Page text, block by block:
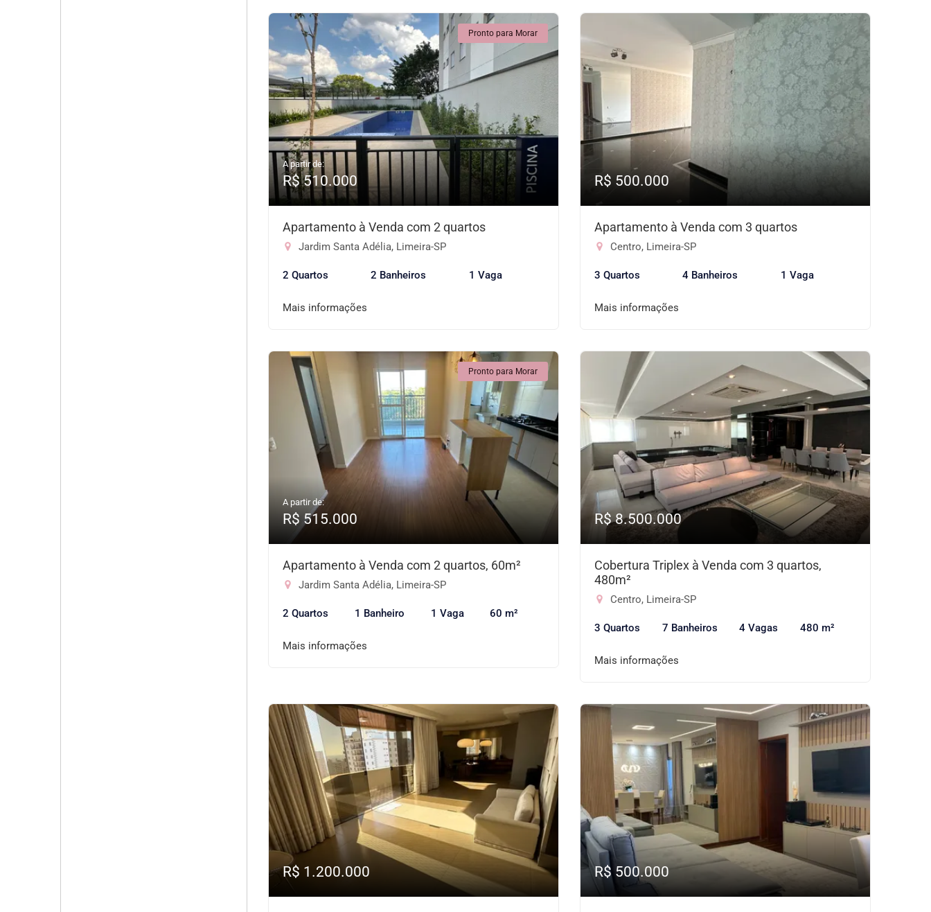
Pronto para Morar
A partir de:
R$ 510.000
Apartamento à Venda com 2 quartos
Jardim Santa Adélia, Limeira-SP
2 Quartos 2 Banheiros 1 Vaga
Mais informações
R$ 500.000
Apartamento à Venda com 3 quartos
Centro, Limeira-SP
3 Quartos 4 Banheiros 1 Vaga
Mais informações
Pronto para Morar
A partir de:
R$ 515.000
Apartamento à Venda com 2 quartos, 60m²
Jardim Santa Adélia, Limeira-SP
2 Quartos 1 Banheiro 1 Vaga 60 m²
Mais informações
R$ 8.500.000
Cobertura Triplex à Venda com 3 quartos,
480m²
Centro, Limeira-SP
3 Quartos 7 Banheiros 4 Vagas 480 m²
Mais informações
R$ 1.200.000 R$ 500.000